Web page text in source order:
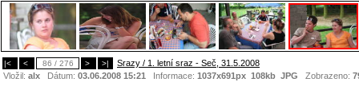
|< < 86 / 276 > >|
Srazy / 1. letní sraz - Seč, 31.5.2008
Vložil: alx Dátum: 03.06.2008 15:21 Informace: 1037x691px 108kb JPG Zobrazeno: